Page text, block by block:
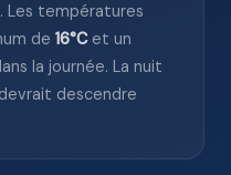
Les températures
de 16°Cet un
la journée. La nuit
descendre